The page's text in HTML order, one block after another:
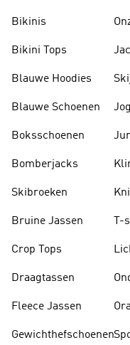
Bikinis
Bikini Tops
Blauwe Hoodies
Blauwe Schoenen
Boksschoenen
Bomberjacks
Skibroeken
Bruine Jassen
Crop Tops
Draagtassen
Fleece Jassen
Gewichthefschoenen